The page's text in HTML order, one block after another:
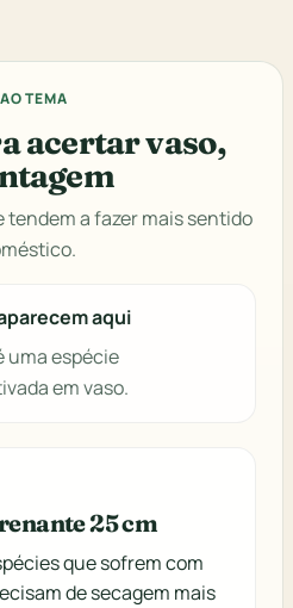
TEMA
acertar vaso,
a fazer mais sentido
aqui
uma espécie
em vaso.
25 cm
que sofrem com
de secagem mais